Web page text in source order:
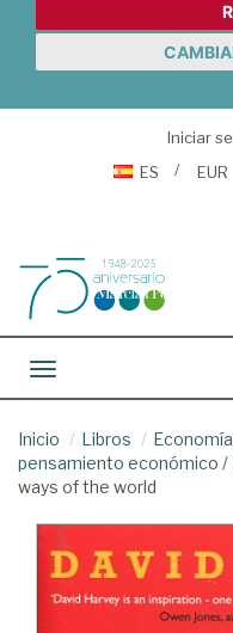
Iniciar
ES
EUR
Toggle navigation
Inicio Libros Economía
pensamiento económico /
ways of the world